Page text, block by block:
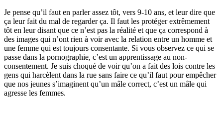
Je pense qu’il faut en parler assez tôt, vers 9-10 ans, et leur dire que
ça leur fait du mal de regarder ça. Il faut les protéger extrêmement
tôt en leur disant que ce n’est pas la réalité et que ça correspond à
des images qui n’ont rien à voir avec la relation entre un homme et
une femme qui est toujours consentante. Si vous observez ce qui se
passe dans la pornographie, c’est un apprentissage au non-
consentement. Je suis choqué de voir qu’on a fait des lois contre les
gens qui harcèlent dans la rue sans faire ce qu’il faut pour empêcher
que nos jeunes s’imaginent qu’un mâle correct, c’est un mâle qui
agresse les femmes.